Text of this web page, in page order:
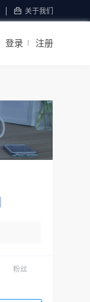
关于我们
登录 注册
粉丝